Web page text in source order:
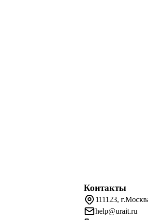
Контакты
111123,
help@urait.ru